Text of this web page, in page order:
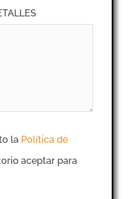
la Política de
aceptar para